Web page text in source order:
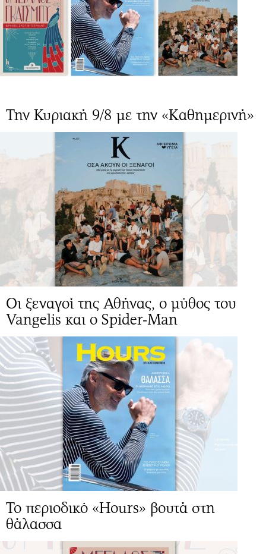
Την Κυριακή 9/8 με την «Καθημερινή»
Οι ξεναγοί της Αθήνας, ο μύθος του
Vangelis και ο Spider-Μan
Το περιοδικό «Hours» βουτά στη
θάλασσα